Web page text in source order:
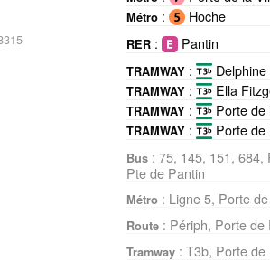
Métro : Hoche
RER : Pantin
TRAMWAY :
TRAMWAY : Ella
TRAMWAY : Porte de
TRAMWAY : Porte de
Bus : 75, 145, 151, 684,
Pte de Pantin
Métro : Ligne 5, Porte
Route : Périph, Porte de
Tramway : T3b, Porte de